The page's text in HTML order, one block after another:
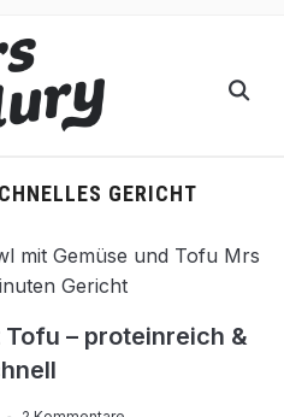
GERICHT
– proteinreich &